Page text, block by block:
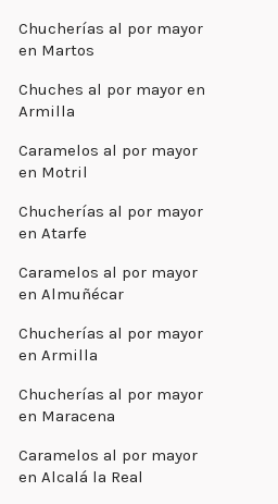
Chucherías al por mayor
en Martos
Chuches al por mayor en
Armilla
Caramelos al por mayor
en Motril
Chucherías al por mayor
en Atarfe
Caramelos al por mayor
en Almuñécar
Chucherías al por mayor
en Armilla
Chucherías al por mayor
en Maracena
Caramelos al por mayor
en Alcalá la Real